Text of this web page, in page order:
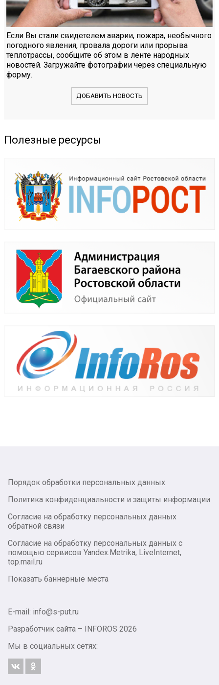
Если Вы стали свидетелем аварии, пожара, необычного
погодного явления, провала дороги или прорыва
теплотрассы, сообщите об этом в ленте народных
новостей. Загружайте фотографии через специальную
форму.
ДОБАВИТЬ НОВОСТЬ
Полезные ресурсы
Порядок обработки персональных данных
Политика конфиденциальности и защиты информации
Согласие на обработку персональных данных
обратной связи
Согласие на обработку персональных данных с
помощью сервисов Yandex.Metrika, LiveInternet,
top.mail.ru
Показать баннерные места
E-mail: info@s-put.ru
Разработчик сайта –
INFOROS 2026
Мы в социальных сетях: